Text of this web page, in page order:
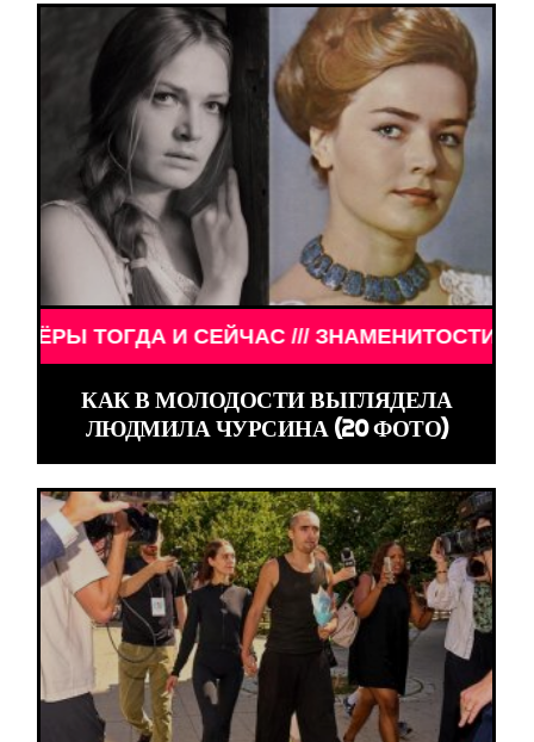
И СЕЙЧАС /// ЗНАМЕНИТОСТИ /// АКТЁРЫ
КАК В МОЛОДОСТИ ВЫГЛЯДЕЛА
ЛЮДМИЛА ЧУРСИНА (20 ФОТО)